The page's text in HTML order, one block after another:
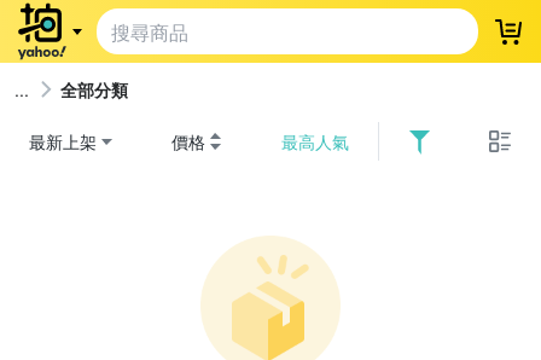
登
全部分類
最新上架 價格 最高人氣